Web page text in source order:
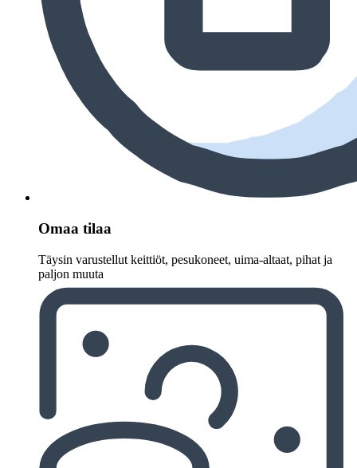
Omaa tilaa
Täysin varustellut keittiöt, pesukoneet, uima-altaat, pihat ja
paljon muuta